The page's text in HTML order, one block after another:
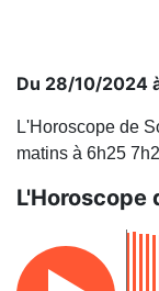
Du 28/10/2024
L'Horoscope de
matins à 6h25
L'Horoscope